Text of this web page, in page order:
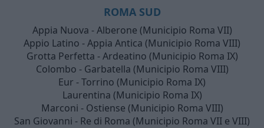
ROMA SUD
Appia Nuova - Alberone (Municipio Roma VII)
Appio Latino - Appia Antica (Municipio Roma VIII)
Grotta Perfetta - Ardeatino (Municipio Roma IX)
Colombo - Garbatella (Municipio Roma VIII)
Eur - Torrino (Municipio Roma IX)
Laurentina (Municipio Roma IX)
Marconi - Ostiense (Municipio Roma VIII)
San Giovanni - Re di Roma (Municipio Roma VII e VIII)